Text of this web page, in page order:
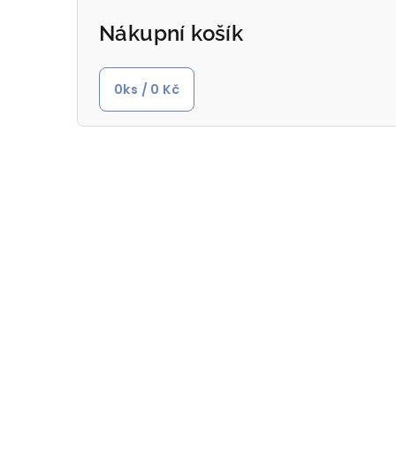
Nákupní košík
0ks / 0 Kč